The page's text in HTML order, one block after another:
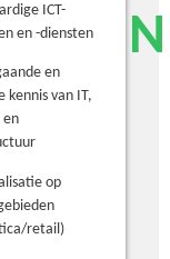
ICT-
en -diensten
en
kennis van IT,
en
op
retail)